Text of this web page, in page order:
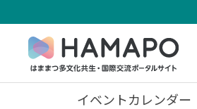
to
content
イベントカレンダー